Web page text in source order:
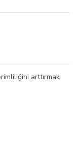
arttırmak